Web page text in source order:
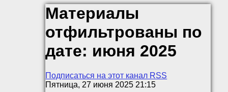
Материалы
отфильтрованы по
дате: июня 2025
Подписаться на этот канал RSS
Пятница, 27 июня 2025 21:15